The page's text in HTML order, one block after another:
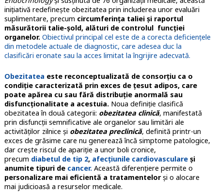
inițiativă redefinește obezitatea prin includerea unor evaluări
suplimentare, precum circumferința taliei și raportul
măsurătorii talie-șold, alături de controlul funcției
organelor.Obiectivul principal cel este de a corecta deficiențele
din metodele actuale de diagnostic, care adesea duc la
clasificări eronate sau la acces limitat la îngrijire adecvată.
Obezitatea este reconceptualizată de consorțiu ca o
condiție caracterizată prin exces de țesut adipos, care
poate apărea cu sau fără distribuție anormală sau
disfuncționalitate a acestuia.Noua definiție clasifică
obezitatea în două categorii: obezitatea clinică, manifestată
prin disfuncții semnificative ale organelor sau limitări ale
activităților zilnice și obezitatea preclinică, definită printr-un
exces de grăsime care nu generează încă simptome patologice,
dar crește riscul de apariție a unor boli cronice,
precum diabetul de tip 2, afecțiunile cardiovasculareși
anumite tipuri decancer.Această diferențiere permite o
personalizare mai eficientă a tratamentelorși o alocare
mai judicioasă a resurselor medicale.